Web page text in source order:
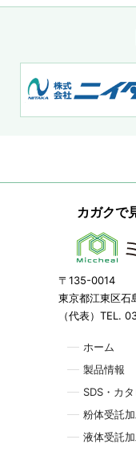
カガクで
〒135-0014
東京都江東区石
（代表）TEL.
ホーム
製品情報
SDS・カ
粉体受託
液体受託